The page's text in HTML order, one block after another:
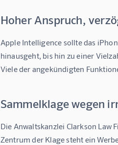
Hoher Anspruch,
Apple Intelligence sollte das
hinausgeht, bis hin zu einer
Viele der angekündigten
Sammelklage wegen
Die Anwaltskanzlei Clarkson Law
Zentrum der Klage steht ein